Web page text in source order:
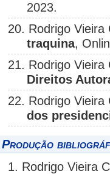
2023.
20. Rodrigo
traquina,
21. Rodrigo
Direitos
22. Rodrigo
dos
Produção
1. Rodrigo Vieira